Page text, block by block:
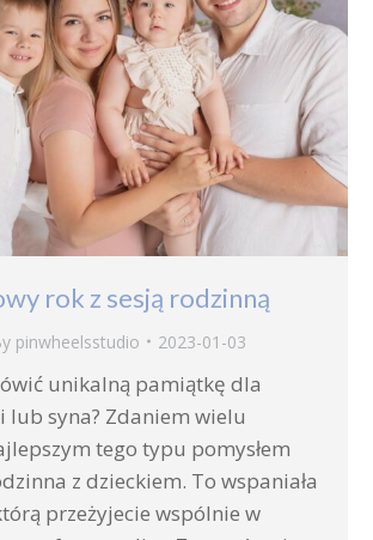
rok z sesją rodzinną
pinwheelsstudio 2023-01-03
unikalną pamiątkę dla
lub syna? Zdaniem wielu
tego typu pomysłem
z dzieckiem. To wspaniała
przeżyjecie wspólnie w